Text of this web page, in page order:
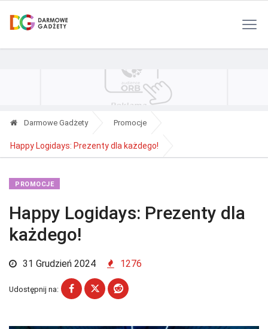
Darmowe Gadżety Promocje
Happy Logidays: Prezenty dla każdego!
PROMOCJE
Happy Logidays: Prezenty dla
każdego!
31 Grudzień 2024 1276
Udostępnij na: